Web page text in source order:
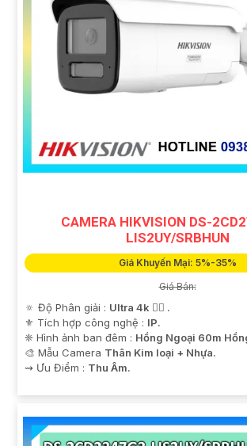
CAMERA HIKVISION DS-
LIS2UY/SRBHUN
Giá Khuyến Mại: 5%-35%
Giá Bán:
🔅 Độ Phân giải : Ultra 4k 👍🏾 .
⚜️ Tích hợp công nghệ : IP.
❈ Hình ảnh ban đêm : Hồng Ngoại 60m
🎨 Mẫu Camera Thân Kim loại + Nhựa.
️⇝ Ưu Điểm : Thu Âm.